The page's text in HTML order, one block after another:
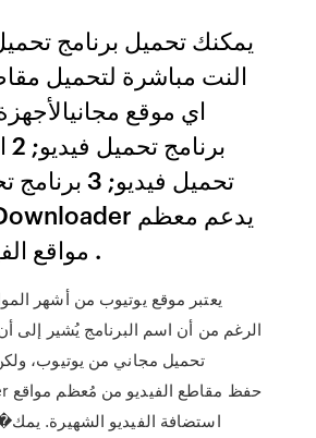
يمكنك تحميل برنامج
النت مباشرة لتحميل
تحميل فيديو;
مواقع الفيديو الشائعة .
يعتبر موقع يوتيوب من أشهر
الرغم من أن اسم البرنامج يُشير إلى
تحميل مجاني من يوتيوب،
استضافة الفيديو الشهيرة.